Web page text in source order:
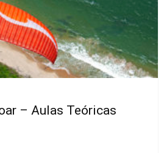
– Aulas Teóricas